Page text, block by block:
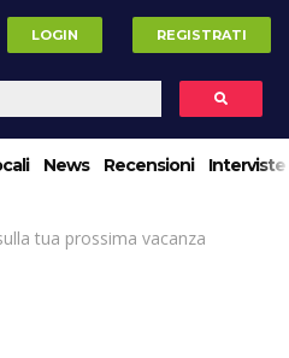
LOGIN REGISTRATI
News Recensioni Interviste
tua prossima vacanza